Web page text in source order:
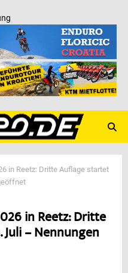
in Reetz: Dritte Auflage startet
in Reetz: Dritte
– Nennungen